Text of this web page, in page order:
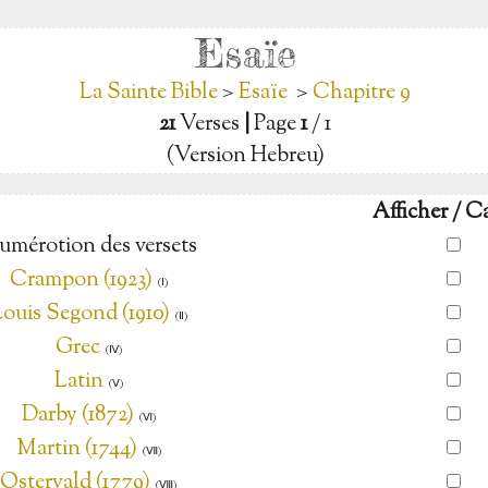
Esaïe
La Sainte Bible>Esaïe > Chapitre 9
21Verses |Page1/ 1
(Version Hebreu)
Afficher /
des versets
Crampon (1923) (Ⅰ)
Segond (1910) (Ⅱ)
Grec (Ⅳ)
Latin (Ⅴ)
Darby (1872) (Ⅵ)
Martin (1744) (Ⅶ)